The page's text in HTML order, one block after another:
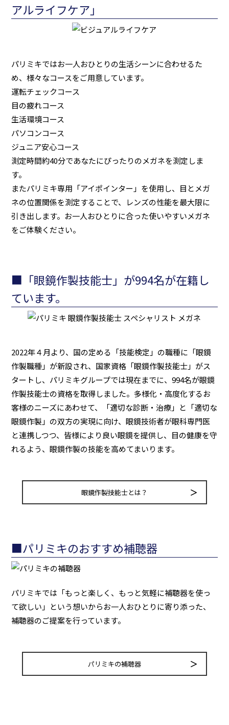
アルライフケア」
パリミキではお一人おひとりの生活シーンに合わせるた
め、様々なコースをご用意しています。
運転チェックコース
目の疲れコース
生活環境コース
パソコンコース
ジュニア安心コース
測定時間約40分であなたにぴったりのメガネを測定しま
す。
またパリミキ専用「アイポインター」を使用し、目とメガ
ネの位置関係を測定することで、レンズの性能を最大限に
引き出します。お一人おひとりに合った使いやすいメガネ
をご体験ください。
■「眼鏡作製技能士」が994名が在籍し
ています。
2022年４月より、国の定める「技能検定」の職種に「眼鏡
作製職種」が新設され、国家資格「眼鏡作製技能士」がス
タートし、パリミキグループでは現在までに、994名が眼鏡
作製技能士の資格を取得しました。多様化・高度化するお
客様のニーズにあわせて、「適切な診断・治療」と「適切な
眼鏡作製」の双方の実現に向け、眼鏡技術者が眼科専門医
と連携しつつ、皆様により良い眼鏡を提供し、目の健康を守
れるよう、眼鏡作製の技能を高めてまいります。
眼鏡作製技能士とは？
■パリミキのおすすめ補聴器
パリミキでは「もっと楽しく、もっと気軽に補聴器を使っ
て欲しい」という想いからお一人おひとりに寄り添った、
補聴器のご提案を行っています。
パリミキの補聴器